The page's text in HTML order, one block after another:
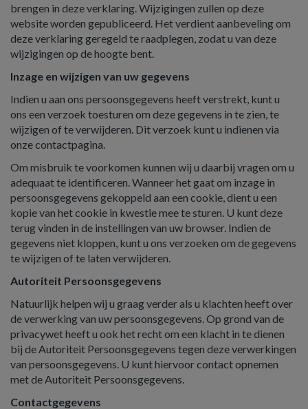
brengen in deze verklaring. Wijzigingen zullen op deze
website worden gepubliceerd. Het verdient aanbeveling om
deze verklaring geregeld te raadplegen, zodat u van deze
wijzigingen op de hoogte bent.
Inzage en wijzigen van uw gegevens
Indien u aan ons persoonsgegevens heeft verstrekt, kunt u
ons een verzoek toesturen om deze gegevens in te zien, te
wijzigen of te verwijderen. Dit verzoek kunt u indienen via
onze contactpagina.
Om misbruik te voorkomen kunnen wij u daarbij vragen om u
adequaat te identificeren. Wanneer het gaat om inzage in
persoonsgegevens gekoppeld aan een cookie, dient u een
kopie van het cookie in kwestie mee te sturen. U kunt deze
terug vinden in de instellingen van uw browser. Indien de
gegevens niet kloppen, kunt u ons verzoeken om de gegevens
te wijzigen of te laten verwijderen.
Autoriteit Persoonsgegevens
Natuurlijk helpen wij u graag verder als u klachten heeft over
de verwerking van uw persoonsgegevens. Op grond van de
privacywet heeft u ook het recht om een klacht in te dienen
bij de Autoriteit Persoonsgegevens tegen deze verwerkingen
van persoonsgegevens. U kunt hiervoor contact opnemen
met de Autoriteit Persoonsgegevens.
Contactgegevens